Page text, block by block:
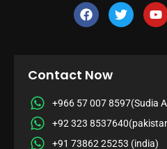
Contact Now
+966 57 007 8597(Sudia
+92 323
+91 73862 25253 (india)